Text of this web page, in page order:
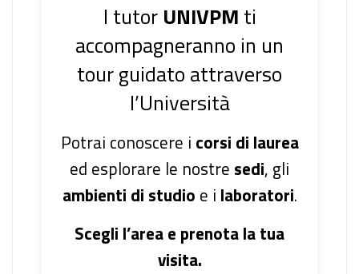
I tutor UNIVPM ti
accompagneranno in un
tour guidato attraverso
l’Università
Potrai conoscere i corsi di laurea
ed esplorare le nostre sedi, gli
ambienti di studio e i laboratori.
Scegli l’area e prenota la tua
visita.